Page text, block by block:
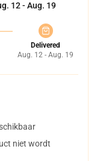
12 - Aug. 19
Delivered
Aug. 12 - Aug. 19
niet wordt